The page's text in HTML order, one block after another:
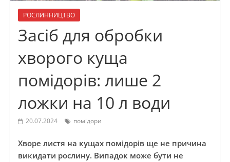
РОСЛИННИЦТВО
Засіб для обробки
хворого куща
помідорів: лише 2
ложки на 10 л води
20.07.2024 помідори
Хворе листя на кущах помідорів ще не причина
викидати рослину. Випадок може бути не